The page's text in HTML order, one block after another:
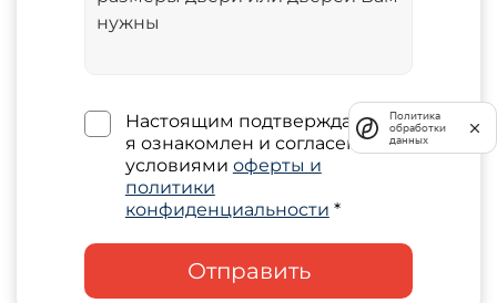
Настоящим подтверждаю, что
я ознакомлен и согласен с
условиями оферты и
политики
конфиденциальности *
Отправить
Политика
обработки
данных